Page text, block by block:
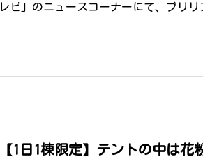
レビ」のニュースコーナーにて、ブリ
【1日1棟限定】テントの中は花